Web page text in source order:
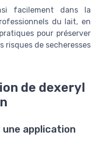
facilement dans la
du lait, en
pour préserver
risques de secheresses
de dexeryl
application